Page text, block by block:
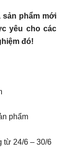
sản phẩm mới
yêu cho các
đó!
phẩm
từ 24/6 – 30/6